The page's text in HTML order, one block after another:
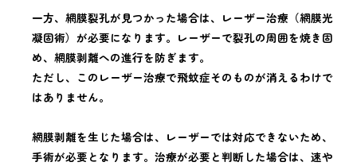
一方、網膜裂孔が見つかった場合は、レーザー治療（網膜光
凝固術）が必要になります。レーザーで裂孔の周囲を焼き固
め、網膜剥離への進行を防ぎます。
ただし、このレーザー治療で飛蚊症そのものが消えるわけで
はありません。
網膜剥離を生じた場合は、レーザーでは対応できないため、
手術が必要となります。治療が必要と判断した場合は、速や